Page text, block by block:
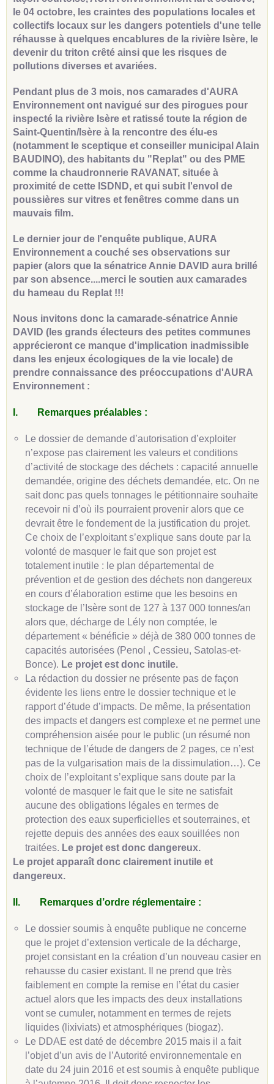
le 04 octobre, les craintes des populations locales et
collectifs locaux sur les dangers potentiels d'une telle
réhausse à quelques encablures de la rivière Isère, le
devenir du triton crêté ainsi que les risques de
pollutions diverses et avariées.
Pendant plus de 3 mois, nos camarades d'AURA
Environnement ont navigué sur des pirogues pour
inspecté la rivière Isère et ratissé toute la région de
Saint-Quentin/Isère à la rencontre des élu-es
(notamment le sceptique et conseiller municipal Alain
BAUDINO), des habitants du "Replat" ou des PME
comme la chaudronnerie RAVANAT, située à
proximité de cette ISDND, et qui subit l'envol de
poussières sur vitres et fenêtres comme dans un
mauvais film.
Le dernier jour de l'enquête publique, AURA
Environnement a couché ses observations sur
papier (alors que la sénatrice Annie DAVID aura brillé
par son absence....merci le soutien aux camarades
du hameau du Replat !!!
Nous invitons donc la camarade-sénatrice Annie
DAVID (les grands électeurs des petites communes
apprécieront ce manque d'implication inadmissible
dans les enjeux écologiques de la vie locale) de
prendre connaissance des préoccupations d'AURA
Environnement :
I. Remarques préalables :
Le dossier de demande d’autorisation d’exploiter
n’expose pas clairement les valeurs et conditions
d’activité de stockage des déchets : capacité annuelle
demandée, origine des déchets demandée, etc. On ne
sait donc pas quels tonnages le pétitionnaire souhaite
recevoir ni d’où ils pourraient provenir alors que ce
devrait être le fondement de la justification du projet.
Ce choix de l’exploitant s’explique sans doute par la
volonté de masquer le fait que son projet est
totalement inutile : le plan départemental de
prévention et de gestion des déchets non dangereux
en cours d’élaboration estime que les besoins en
stockage de l’Isère sont de 127 à 137 000 tonnes/an
alors que, décharge de Lély non comptée, le
département « bénéficie » déjà de 380 000 tonnes de
capacités autorisées (Penol , Cessieu, Satolas-et-
Bonce). Le projet est donc inutile.
La rédaction du dossier ne présente pas de façon
évidente les liens entre le dossier technique et le
rapport d’étude d’impacts. De même, la présentation
des impacts et dangers est complexe et ne permet une
compréhension aisée pour le public (un résumé non
technique de l’étude de dangers de 2 pages, ce n’est
pas de la vulgarisation mais de la dissimulation…). Ce
choix de l’exploitant s’explique sans doute par la
volonté de masquer le fait que le site ne satisfait
aucune des obligations légales en termes de
protection des eaux superficielles et souterraines, et
rejette depuis des années des eaux souillées non
traitées. Le projet est donc dangereux.
Le projet apparaît donc clairement inutile et
dangereux.
II. Remarques d’ordre réglementaire :
Le dossier soumis à enquête publique ne concerne
que le projet d’extension verticale de la décharge,
projet consistant en la création d’un nouveau casier en
rehausse du casier existant. Il ne prend que très
faiblement en compte la remise en l’état du casier
actuel alors que les impacts des deux installations
vont se cumuler, notamment en termes de rejets
liquides (lixiviats) et atmosphériques (biogaz).
Le DDAE est daté de décembre 2015 mais il a fait
l’objet d’un avis de l’Autorité environnementale en
date du 24 juin 2016 et est soumis à enquête publique